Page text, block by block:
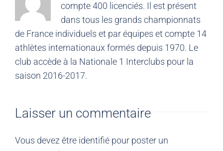
compte 400 licenciés. Il est présent
dans tous les grands championnats
de France individuels et par équipes et compte 14
athlètes internationaux formés depuis 1970. Le
club accède à la Nationale 1 Interclubs pour la
saison 2016-2017.
Laisser un commentaire
Vous devez être identifié pour poster un